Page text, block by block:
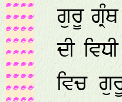
ਗੁਰੂ
ਦੀ
ਵਿਚ